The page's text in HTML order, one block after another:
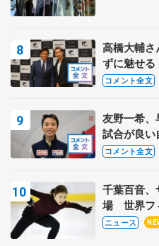
高橋大輔
ずに魅せる
ものは出
ド野村忠
あい
コメント全文
友野一希
試合が良
磨の現役
トロフィー
コメント全文
千葉百音、
場 世界フ
位
ニュース